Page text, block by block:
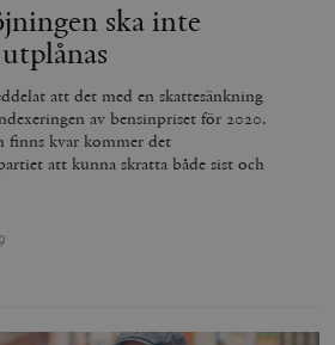
ska inte
att det med en skattesänkning
av bensinpriset för 2020.
finns kvar kommer det
att kunna skratta både sist och